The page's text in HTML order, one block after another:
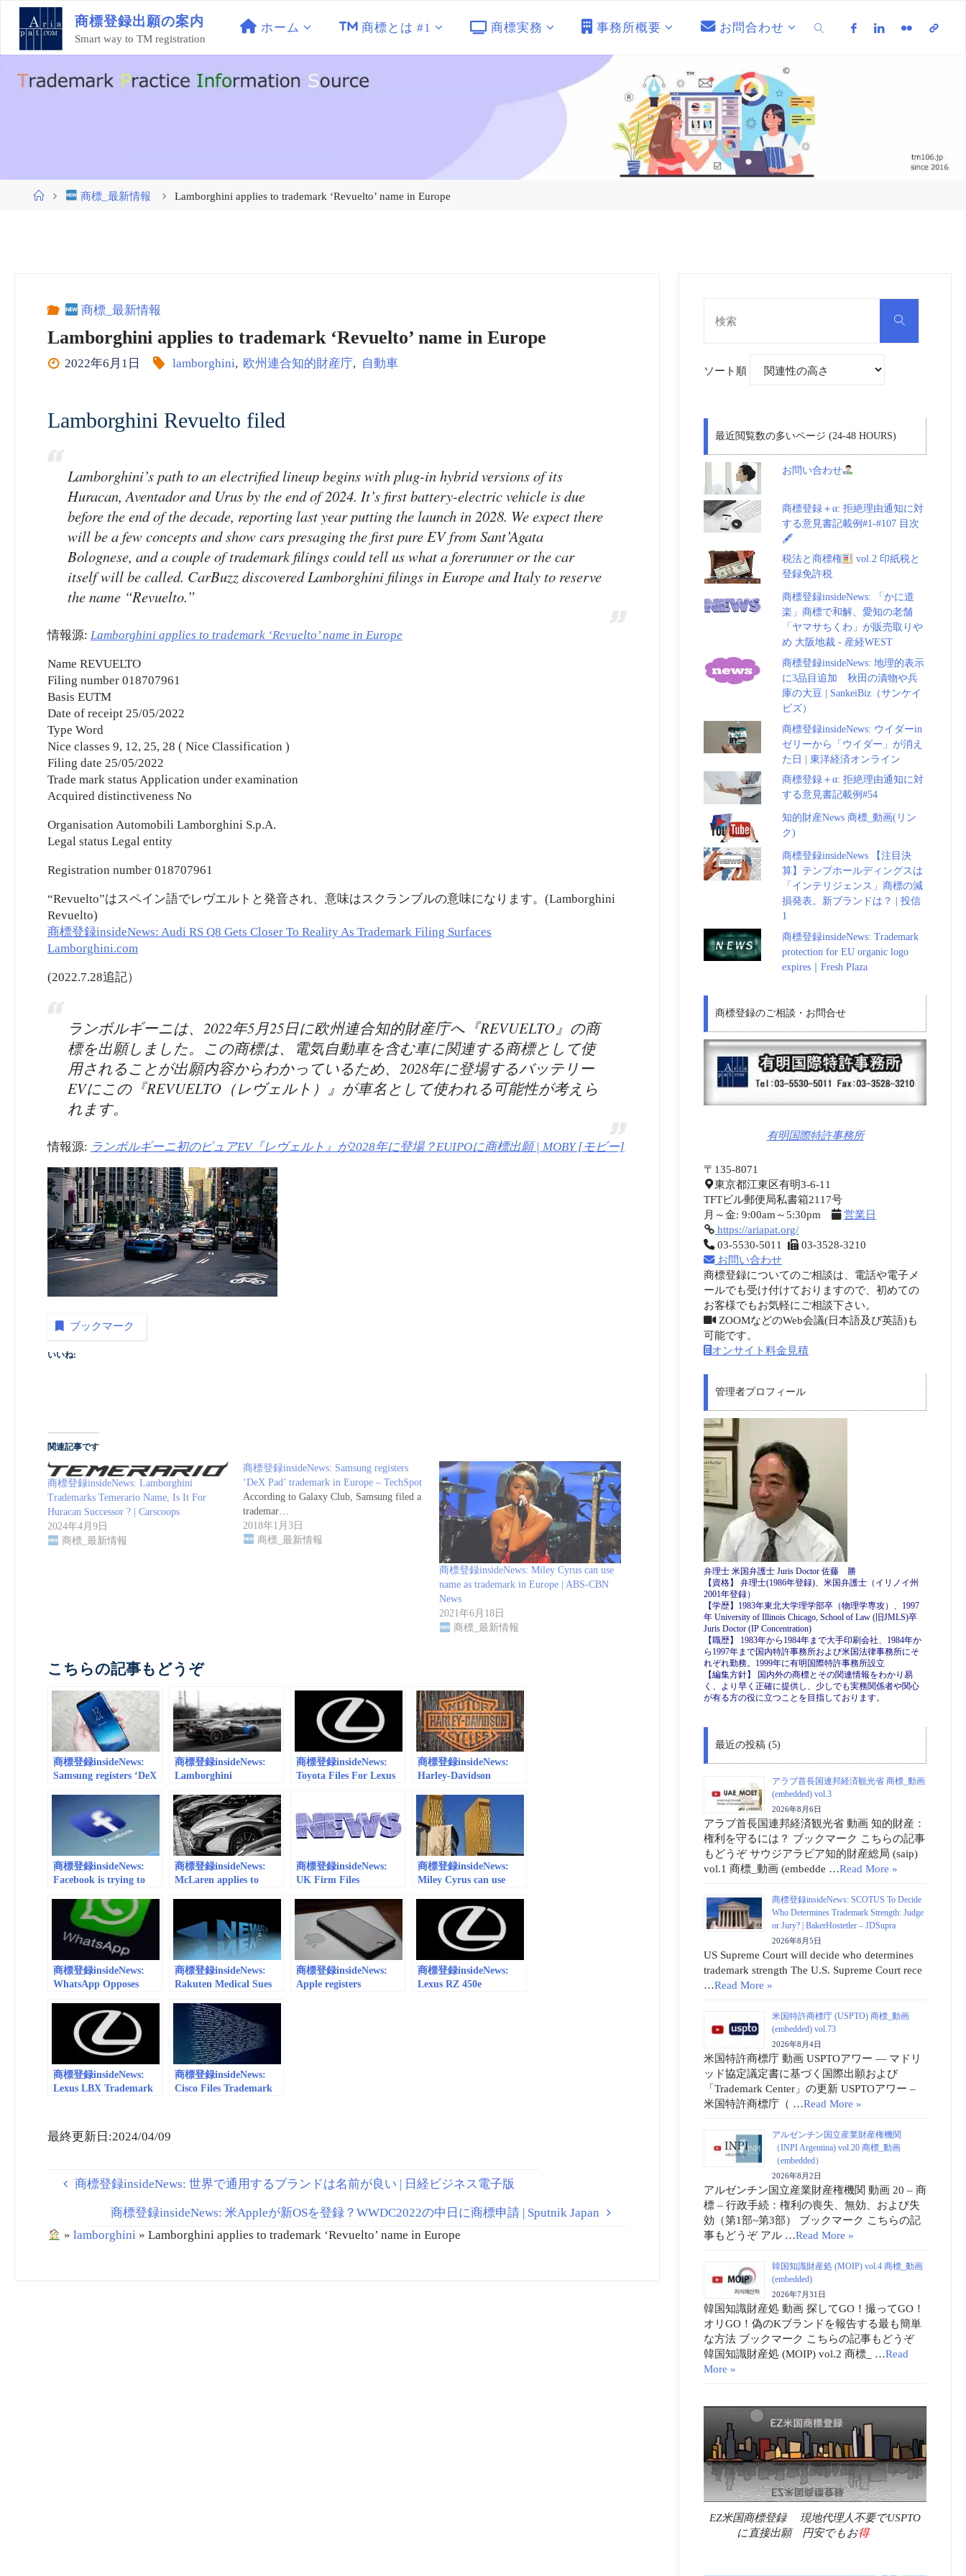
ン
商標登録出願の案内
Smart way to TM registration
ホーム 商標とは #1 商標実務 事務所概要 お問合わせ
ホ
商標_最新情報 Lamborghini applies to trademark ‘Revuelto’ name in Europe
商標_最新情報
Lamborghini applies to trademark ‘Revuelto’ name in Europe
2022年6月1日 lamborghini, 欧州連合知的財産庁, 自動車
Lamborghini Revuelto filed
Lamborghini’s path to an electrified lineup begins with plug-in hybrid versions of its
Huracan, Aventador and Urus by the end of 2024. It’s first battery-electric vehicle is due
before the end of the decade, reporting last year putting the launch in 2028. We expect there
will be a few concepts and show cars presaging the first pure EV from Sant’Agata
Bolognese, and a couple of trademark filings could tell us what a forerunner or the car
itself will be called. CarBuzz discovered Lamborghini filings in Europe and Italy to reserve
the name “Revuelto.”
情報源: Lamborghini applies to trademark ‘Revuelto’ name in Europe
Name REVUELTO
Filing number 018707961
Basis EUTM
Date of receipt 25/05/2022
Type Word
Nice classes 9, 12, 25, 28 ( Nice Classification )
Filing date 25/05/2022
Trade mark status Application under examination
Acquired distinctiveness No
Organisation Automobili Lamborghini S.p.A.
Legal status Legal entity
Registration number 018707961
“Revuelto”はスペイン語でレヴエルトと発音され、意味はスクランブルの意味になります。(Lamborghini
Revuelto)
商標登録insideNews: Audi RS Q8 Gets Closer To Reality As Trademark Filing Surfaces
Lamborghini.com
(2022.7.28追記）
ランボルギーニは、2022年5月25日に欧州連合知的財産庁へ『REVUELTO』の商
標を出願しました。この商標は、電気自動車を含む車に関連する商標として使
用されることが出願内容からわかっているため、2028年に登場するバッテリー
EVにこの『REVUELTO（レヴェルト）』が車名として使われる可能性が考えら
れます。
情報源: ランボルギーニ初のピュアEV『レヴェルト』が2028年に登場？EUIPOに商標出願 | MOBY [モビー]
ブックマーク
いいね:
関連記事です
商標登録insideNews: Lamborghini
Trademarks Temerario Name, Is It For
Huracan Successor ? | Carscoops
2024年4月9日
商標_最新情報
商標登録insideNews: Samsung registers
‘DeX Pad’ trademark in Europe – TechSpot
According to Galaxy Club, Samsung filed a
trademar…
2018年1月3日
商標_最新情報
商標登録insideNews: Miley Cyrus can use
name as trademark in Europe | ABS-CBN
News
2021年6月18日
商標_最新情報
こちらの記事もどうぞ
商標登録insideNews:
Samsung registers ‘DeX
商標登録insideNews:
Lamborghini
Name, Is It For Huracan
Successor ? | Carscoops
商標登録insideNews:
Toyota Files For Lexus
商標登録insideNews:
Harley-Davidson
Electrified Trademark
In Europe
| rideapart.com
商標登録insideNews:
Facebook is trying to
“BOOK” in Europe
商標登録insideNews:
McLaren applies to
autoblog.com
商標登録insideNews:
UK Firm Files
BitcoinGold and
BitcoinCash – The
Merkle
商標登録insideNews:
Miley Cyrus can use
Europe | ABS-CBN News
商標登録insideNews:
WhatsApp Opposes
lawstreetmedia.com
商標登録insideNews:
Rakuten Medical Sues
Trademark Dispute |
GenomeWeb
商標登録insideNews:
Apple registers
商標登録insideNews:
Lexus RZ 450e
商標登録insideNews:
Lexus LBX Trademark
Concept | motor1.com
商標登録insideNews:
Cisco Files Trademark
最終更新日:2024/04/09
商標登録insideNews: 世界で通用するブランドは名前が良い | 日経ビジネス電子版
商標登録insideNews: 米Appleが新OSを登録？WWDC2022の中日に商標申請 | Sputnik Japan
»lamborghini »Lamborghini applies to trademark ‘Revuelto’ name in Europe
検
ソート順
最近閲覧数の多いページ (24-48 HOURS)
お問い合わせ
商標登録＋α: 拒絶理由通知に対
する意見書記載例#1-#107 目次
🖋
税法と商標権
vol.2 印紙税と
登録免許税
商標登録insideNews: 「かに道
楽」商標で和解、愛知の老舗
「ヤマサちくわ」が販売取りや
め 大阪地裁 - 産経WEST
商標登録insideNews: 地理的表示
に3品目追加 秋田の漬物や兵
庫の大豆 | SankeiBiz（サンケイ
ビズ）
商標登録insideNews: ウイダーin
ゼリーから「ウイダー」が消え
た日 | 東洋経済オンライン
商標登録＋α: 拒絶理由通知に対
する意見書記載例#54
知的財産News 商標_動画(リン
ク)
商標登録insideNews 【注目決
算】テンプホールディングスは
「インテリジェンス」商標の減
損発表。新ブランドは？ | 投信
1
商標登録insideNews: Trademark
protection for EU organic logo
expires｜Fresh Plaza
商標登録のご相談・お問合せ
有明国際特許事務所
〒135-8071
東京都江東区有明3-6-11
TFTビル郵便局私書箱2117号
月～金: 9:00am～5:30pm
営業日
https://ariapat.org/
03-5530-5011
03-3528-3210
お問い合わせ
商標登録についてのご相談は、電話や電子メ
ールでも受け付けておりますので、初めての
お客様でもお気軽にご相談下さい。
ZOOMなどのWeb会議(日本語及び英語)も
可能です。
オンサイト料金見積
管理者プロフィール
弁理士 米国弁護士 Juris Doctor 佐藤 勝
【資格】 弁理士(1986年登録)、米国弁護士（イリノイ州
2001年登録）
【学歴】1983年東北大学理学部卒（物理学専攻）、1997
年 University of Illinois Chicago, School of Law (旧JMLS)卒
Juris Doctor (IP Concentration)
【職歴】 1983年から1984年まで大手印刷会社、1984年か
ら1997年まで国内特許事務所および米国法律事務所にそ
れぞれ勤務。1999年に有明国際特許事務所設立
【編集方針】 国内外の商標とその関連情報をわかり易
く、より早く正確に提供し、少しでも実務関係者や関心
が有る方の役に立つことを目指しております。
最近の投稿 (5)
アラブ首長国連邦経済観光省 商標_動画
(embedded) vol.3
2026年8月6日
アラブ首長国連邦経済観光省 動画 知的財産：
権利を守るには？ ブックマーク こちらの記事
もどうぞ サウジアラビア知的財産総局 (saip)
vol.1 商標_動画 (embedde …Read More »
商標登録insideNews: SCOTUS To Decide
Who Determines Trademark Strength: Judge
or Jury? | BakerHostetler – JDSupra
2026年8月5日
US Supreme Court will decide who determines
trademark strength The U.S. Supreme Court rece
…Read More »
米国特許商標庁 (USPTO) 商標_動画
(embedded) vol.73
2026年8月4日
米国特許商標庁 動画 USPTOアワー ― マドリ
ッド協定議定書に基づく国際出願および
「Trademark Center」の更新 USPTOアワー –
米国特許商標庁（ …Read More »
アルゼンチン国立産業財産権機関
（INPI Argentina) vol.20 商標_動画
（embedded）
2026年8月2日
アルゼンチン国立産業財産権機関 動画 20 – 商
標 – 行政手続：権利の喪失、無効、および失
効（第1部~第3部） ブックマーク こちらの記
事もどうぞ アル …Read More »
韓国知識財産処 (MOIP) vol.4 商標_動画
(embedded)
2026年7月31日
韓国知識財産処 動画 探してGO！撮ってGO！
オリGO！偽のKブランドを報告する最も簡単
な方法 ブックマーク こちらの記事もどうぞ
韓国知識財産処 (MOIP) vol.2 商標_ …Read
More »
EZ米国商標登録 現地代理人不要でUSPTO
に直接出願 円安でもお得